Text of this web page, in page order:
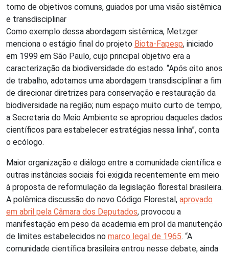
torno de objetivos comuns, guiados por uma visão sistêmica
e transdisciplinar
Como exemplo dessa abordagem sistêmica, Metzger
menciona o estágio final do projeto Biota-Fapesp, iniciado
em 1999 em São Paulo, cujo principal objetivo era a
caracterização da biodiversidade do estado. “Após oito anos
de trabalho, adotamos uma abordagem transdisciplinar a fim
de direcionar diretrizes para conservação e restauração da
biodiversidade na região; num espaço muito curto de tempo,
a Secretaria do Meio Ambiente se apropriou daqueles dados
científicos para estabelecer estratégias nessa linha”, conta
o ecólogo.
Maior organização e diálogo entre a comunidade científica e
outras instâncias sociais foi exigida recentemente em meio
à proposta de reformulação da legislação florestal brasileira.
A polêmica discussão do novo Código Florestal, aprovado
em abril pela Câmara dos Deputados, provocou a
manifestação em peso da academia em prol da manutenção
de limites estabelecidos no marco legal de 1965. “A
comunidade científica brasileira entrou nesse debate, ainda